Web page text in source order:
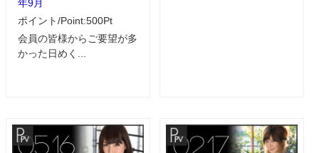
年9月
ポイント/Point:500Pt
会員の皆様からご要望が多
かった日めく...